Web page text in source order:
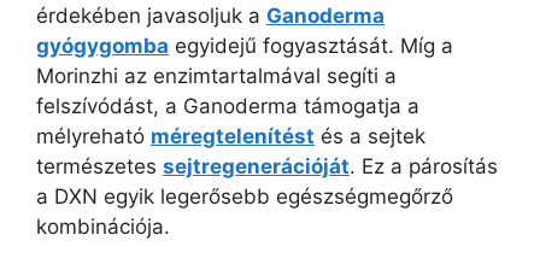
érdekében javasoljuk a Ganoderma
gyógygomba egyidejű fogyasztását. Míg a
Morinzhi az enzimtartalmával segíti a
felszívódást, a Ganoderma támogatja a
mélyreható méregtelenítést és a sejtek
természetes sejtregenerációját. Ez a párosítás
a DXN egyik legerősebb egészségmegőrző
kombinációja.